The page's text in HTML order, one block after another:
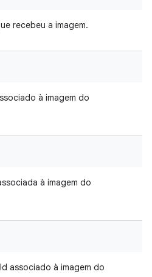
recebeu a imagem.
à imagem do
à imagem do
associado à imagem do